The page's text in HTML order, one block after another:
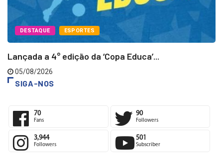
DESTAQUE ESPORTES
Lançada a 4° edição da ‘Copa Educa’...
05/08/2026
SIGA-NOS
70 90
3,944 501